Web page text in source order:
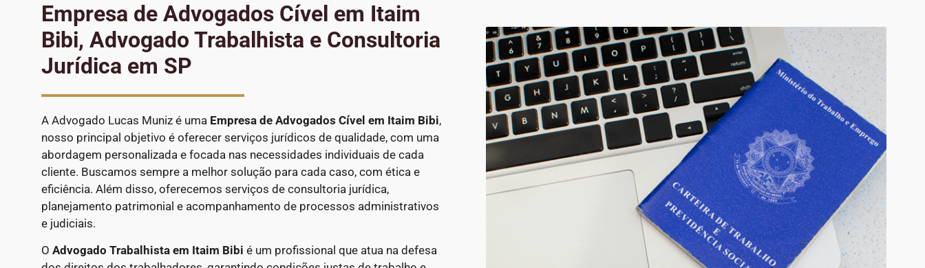
Empresa de Advogados Cível em Itaim
Bibi, Advogado Trabalhista e Consultoria
Jurídica em SP
A Advogado Lucas Muniz é uma Empresa de Advogados Cível em Itaim Bibi,
nosso principal objetivo é oferecer serviços jurídicos de qualidade, com uma
abordagem personalizada e focada nas necessidades individuais de cada
cliente. Buscamos sempre a melhor solução para cada caso, com ética e
eficiência. Além disso, oferecemos serviços de consultoria jurídica,
planejamento patrimonial e acompanhamento de processos administrativos
e judiciais.
O Advogado Trabalhista em Itaim Bibi é um profissional que atua na defesa